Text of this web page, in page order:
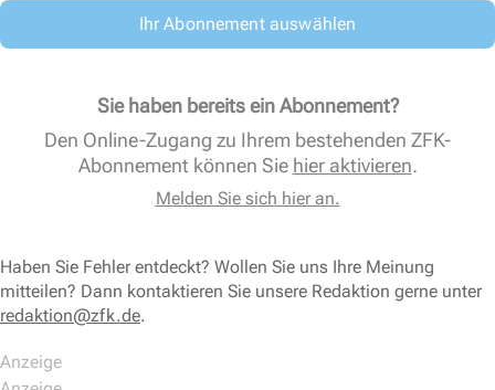
Ihr Abonnement auswählen
Sie haben bereits ein Abonnement?
Den Online-Zugang zu Ihrem bestehenden ZFK-
Abonnement können Sie hier aktivieren.
Melden Sie sich hier an.
Haben Sie Fehler entdeckt? Wollen Sie uns Ihre Meinung
mitteilen? Dann kontaktieren Sie unsere Redaktion gerne unter
redaktion@zfk.de.